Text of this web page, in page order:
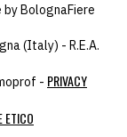
by BolognaFiere
(Italy) - R.E.A.
- PRIVACY
ETICO